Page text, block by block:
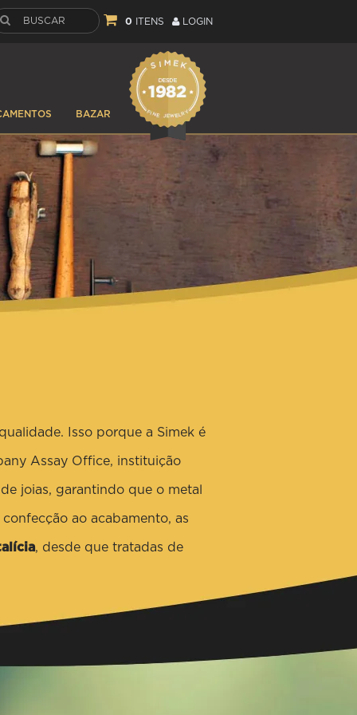
0 ITENS LOGIN
BAZAR
Isso porque a Simek é
Assay Office, instituição
joias, garantindo que o metal
ao acabamento, as
, desde que tratadas de